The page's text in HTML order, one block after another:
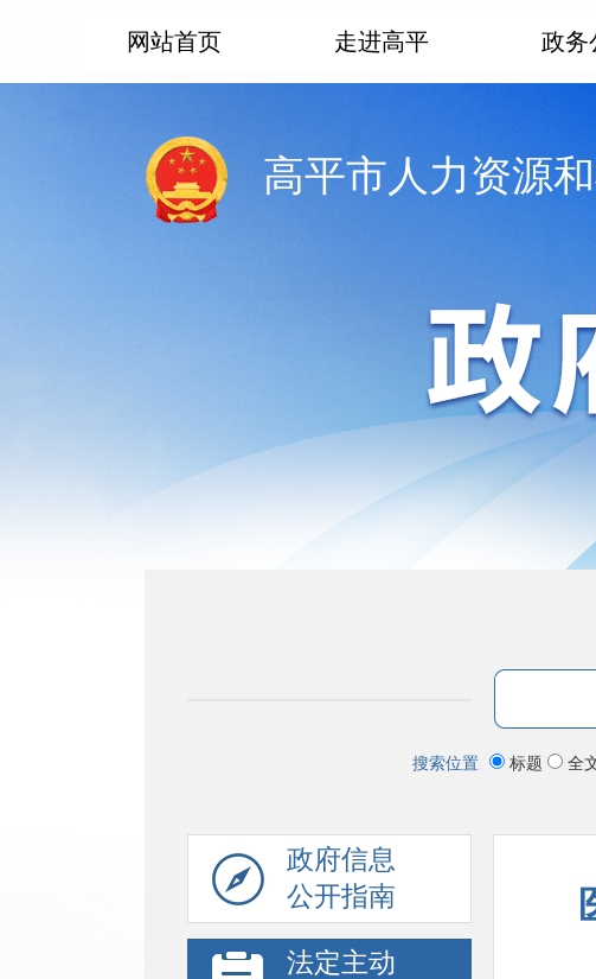
网站首页 走进高平 政务
高平市人力资源
搜索位置 标题 全
政府信息
公开指南
法定主动